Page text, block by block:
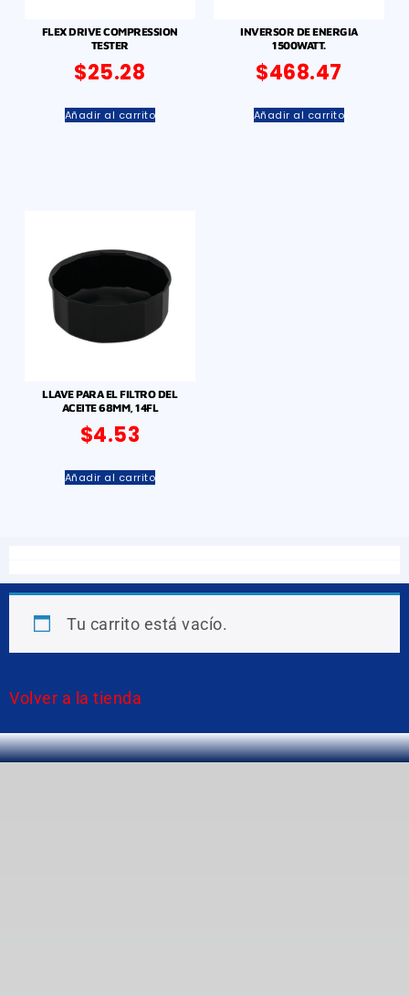
FLEX DRIVE COMPRESSION
TESTER
$25.28
Añadir al carrito
INVERSOR DE ENERGIA
1500WATT.
$468.47
Añadir al carrito
LLAVE PARA EL FILTRO DEL
ACEITE 68MM, 14FL
$4.53
Añadir al carrito
Tu carrito está vacío.
Volver a la tienda